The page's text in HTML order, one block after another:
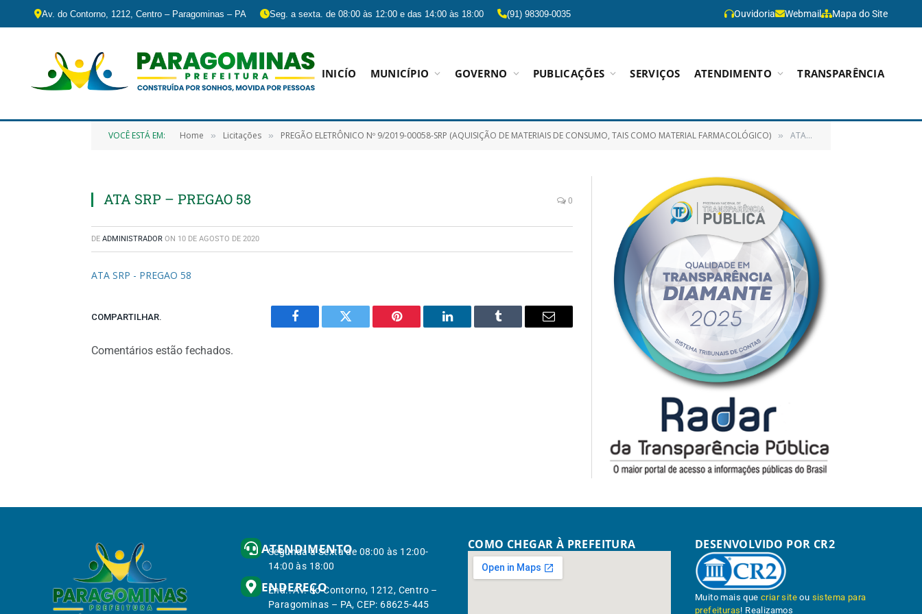
Av. do Contorno, 1212, Centro – Paragominas – PA Seg. a sexta. de 08:00 às 12:00 e das 14:00 às 18:00 (91) 98309-0035 Ouvidoria Webmail Mapa do Site
INICÍO MUNICÍPIO GOVERNO PUBLICAÇÕES SERVIÇOS ATENDIMENTO TRANSPARÊNCIA
VOCÊ ESTÁ EM: Home » Licitações » PREGÃO ELETRÔNICO Nº 9/2019-00058-SRP (AQUISIÇÃO DE MATERIAIS DE CONSUMO, TAIS COMO MATERIAL FARMACOLÓGICO) » ATA SRP – PREGAO 58
ATA SRP – PREGAO 58 0
DE ADMINISTRADOR ON 10 DE AGOSTO DE 2020
ATA SRP - PREGAO 58
COMPARTILHAR.
Facebook Twitter Pinterest LinkedIn Tumblr Email
Comentários estão fechados.
ATENDIMENTO
Segunda à Sexta de 08:00 às 12:00-
14:00 às 18:00
ENDEREÇO
End.: Av. do Contorno, 1212, Centro –
Paragominas – PA, CEP: 68625-445
COMO CHEGAR À PREFEITURA DESENVOLVIDO POR CR2
Muito mais quecriar site ou sistema para
prefeituras! Realizamos